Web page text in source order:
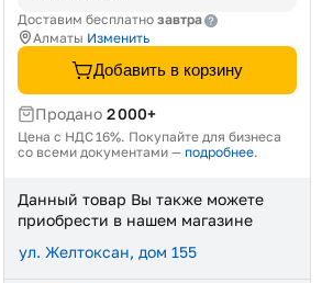
Доставим бесплатно завтра
Алматы Изменить
Добавить в корзину
Продано 2 000+
Цена с НДС 16%. Покупайте для бизнеса
со всеми документами — подробнее.
Данный товар Вы также можете
приобрести в нашем магазине
ул. Желтоксан, дом 155